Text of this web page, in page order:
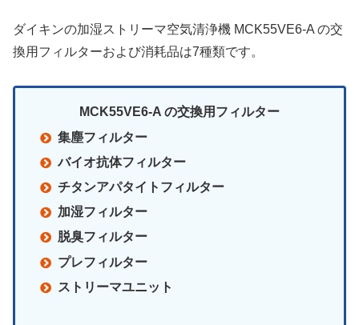
ダイキンの加湿ストリーマ空気清浄機 MCK55VE6-A の交
換用フィルターおよび消耗品は7種類です。
MCK55VE6-A の交換用フィルター
集塵フィルター
バイオ抗体フィルター
チタンアパタイトフィルター
加湿フィルター
脱臭フィルター
プレフィルター
ストリーマユニット